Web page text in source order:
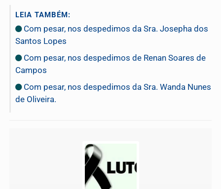
LEIA TAMBÉM:
Com pesar, nos despedimos da Sra. Josepha dos
Santos Lopes
Com pesar, nos despedimos de Renan Soares de
Campos
Com pesar, nos despedimos da Sra. Wanda Nunes
de Oliveira.